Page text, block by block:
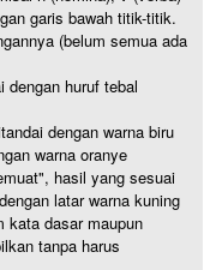
garis bawah titik-titik.
(belum semua ada
dengan huruf tebal
dengan warna biru
warna oranye
hasil yang sesuai
latar warna kuning
kata dasar maupun
tanpa harus